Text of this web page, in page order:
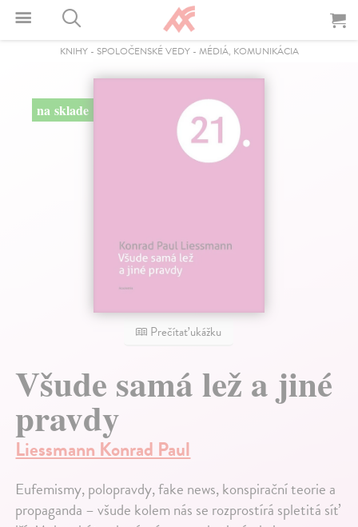
KNIHY- SPOLOČENSKÉ VEDY- MÉDIÁ, KOMUNIKÁCIA
na sklade
Prečítať ukážku
Všude samá lež a jiné
pravdy
Liessmann Konrad Paul
Eufemismy, polopravdy, fake news, konspirační teorie a
propaganda – všude kolem nás se rozprostírá spletitá síť